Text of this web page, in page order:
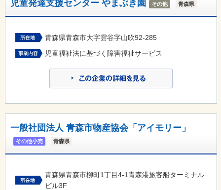
児童発達支援センター やまぶき園 その他 青森県
青森県青森市大字雲谷字山吹92-285
児童福祉法に基づく障害福祉サービス
一般社団法人 青森市物産協会「アイモリー」
その他小売 青森県
青森県青森市柳町1丁目4-1青森港旅客船ターミナル
ビル3F